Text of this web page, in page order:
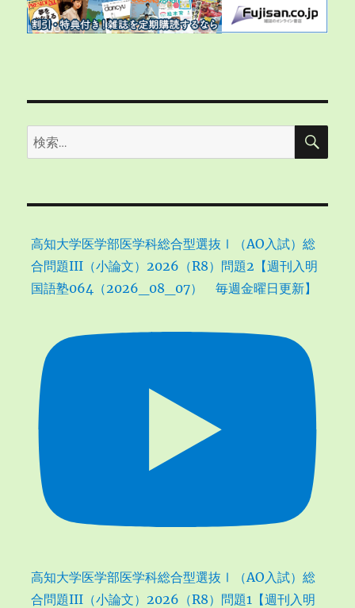
検
索:
検
高知大学医学部医学科総合型選抜Ⅰ（AO入試）総
合問題III（小論文）2026（R8）問題2【週刊入明
国語塾064（2026_08_07） 毎週金曜日更新】
高知大学医学部医学科総合型選抜Ⅰ（AO入試）総
合問題III（小論文）2026（R8）問題1【週刊入明